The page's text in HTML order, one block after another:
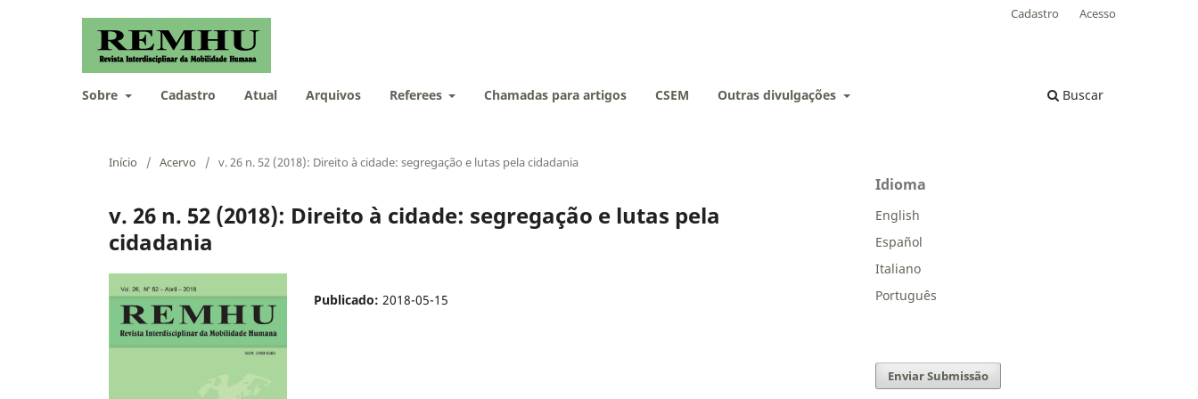
Sobre Cadastro Atual Arquivos Referees Chamadas para artigos CSEM Outras divulgações Buscar
Cadastro Acesso
Início / Acervo / v. 26 n. 52 (2018): Direito à cidade: segregação e lutas pela cidadania
v. 26 n. 52 (2018): Direito à cidade: segregação e lutas pela
cidadania
Publicado: 2018-05-15
Idioma
English
Español
Italiano
Português
Enviar Submissão